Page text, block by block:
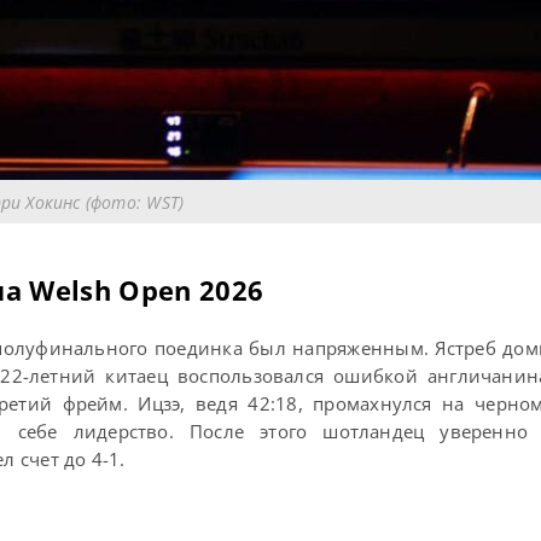
Хокинс (фото: WST)
Welsh Open 2026
поединка был напряженным. Ястреб
китаец воспользовался ошибкой
фрейм. Ицзэ, ведя 42:18, промахнулся на
лидерство. После этого шотландец уверенно
счет до 4-1.